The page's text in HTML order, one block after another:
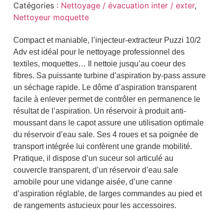
Catégories : Nettoyage / évacuation inter / exter,
Nettoyeur moquette
Compact et maniable, l’injecteur-extracteur Puzzi 10/2
Adv est idéal pour le nettoyage professionnel des
textiles, moquettes… Il nettoie jusqu’au coeur des
fibres. Sa puissante turbine d’aspiration by-pass assure
un séchage rapide. Le dôme d’aspiration transparent
facile à enlever permet de contrôler en permanence le
résultat de l’aspiration. Un réservoir à produit anti-
moussant dans le capot assure une utilisation optimale
du réservoir d’eau sale. Ses 4 roues et sa poignée de
transport intégrée lui confèrent une grande mobilité.
Pratique, il dispose d’un suceur sol articulé au
couvercle transparent, d’un réservoir d’eau sale
amobile pour une vidange aisée, d’une canne
d’aspiration réglable, de larges commandes au pied et
de rangements astucieux pour les accessoires.